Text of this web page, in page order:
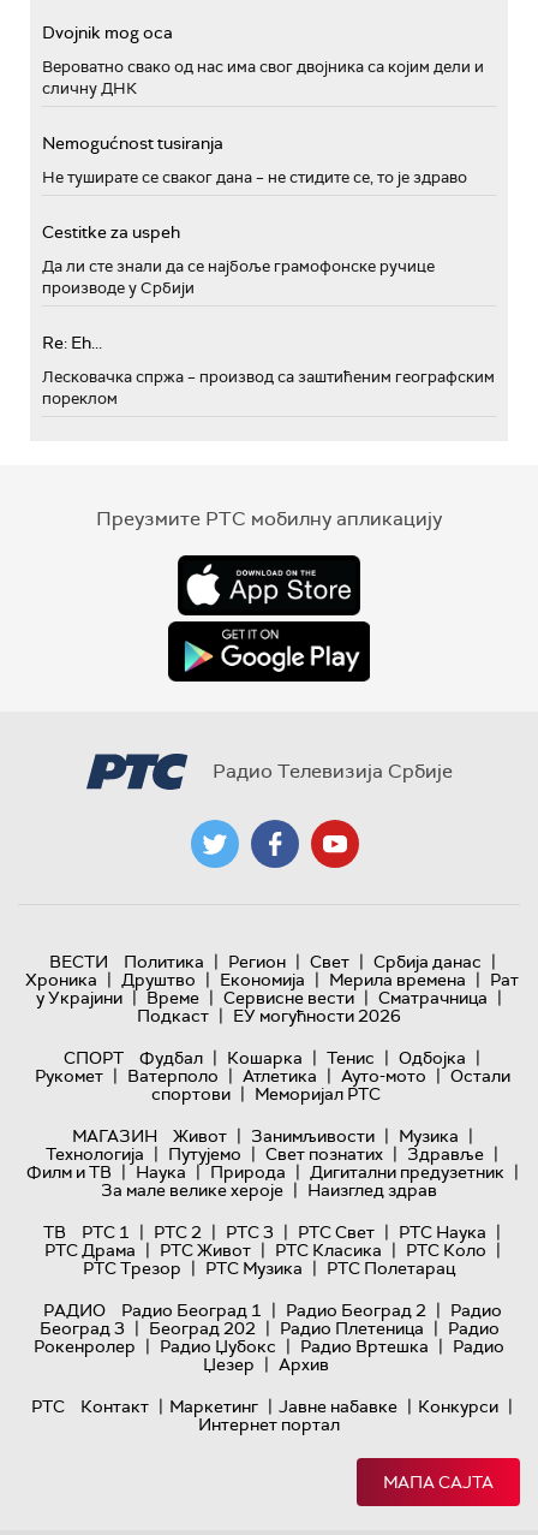
Dvojnik mog oca
Вероватно свако од нас има свог двојника са којим дели и
сличну ДНК
Nemogućnost tusiranja
Не туширате се сваког дана – не стидите се, то је здраво
Cestitke za uspeh
Да ли сте знали да се најбоље грамофонске ручице
производе у Србији
Re: Eh...
Лесковачка спржа – производ са заштићеним географским
пореклом
Преузмите РТС мобилну апликацију
Радио Телевизија Србије
ВЕСТИ Политика | Регион | Свет | Србија данас |
Хроника | Друштво | Економија | Мерила времена | Рат
у Украјини | Време | Сервисне вести | Сматрачница |
Подкаст | ЕУ могућности 2026
СПОРТ
Фудбал | Кошарка | Тенис | Одбојка |
Рукомет | Ватерполо | Атлетика | Ауто-мото | Остали
спортови | Меморијал РТС
МАГАЗИН
Живот | Занимљивости | Музика |
Технологијa | Путујемо | Свет познатих | Здравље |
Филм и ТВ | Наука | Природа | Дигитални предузетник |
За мале велике хероје | Наизглед здрав
ТВ
РТС 1 | РТС 2 | РТС 3 | РТС Свет | РТС Наука |
РТС Драма | РТС Живот | РТС Класика | РТС Коло |
РТС Трезор | РТС Музика | РТС Полетарац
РАДИО
Радио Београд 1 | Радио Београд 2 | Радио
Београд 3 | Београд 202 | Радио Плетеница | Радио
Рокенролер | Радио Џубокс | Радио Вртешка | Радио
Џезер | Архив
РТС
Контакт | Маркетинг | Јавне набавке | Конкурси |
Интернет портал
МАПА САЈТА